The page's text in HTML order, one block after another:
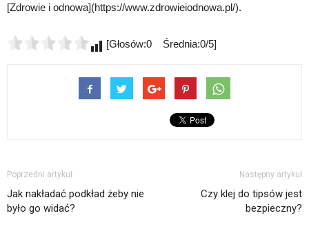
[Zdrowie i odnowa](https://www.zdrowieiodnowa.pl/).
[Głosów:0 Średnia:0/5]
Poprzedni artykuł
Jak nakładać podkład żeby nie
było go widać?
Następny artykuł
Czy klej do tipsów jest
bezpieczny?